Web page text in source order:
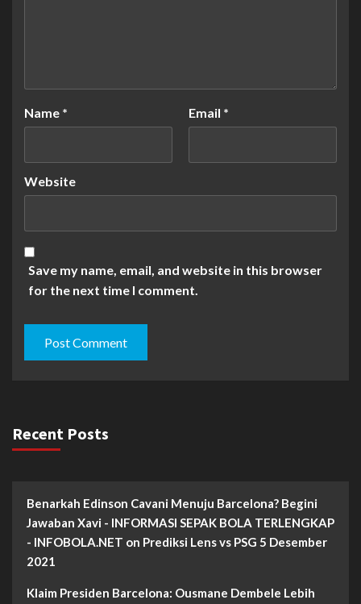
Name * Email *
Website
Save my name, email, and website in this browser
for the next time I comment.
Recent Posts
Benarkah Edinson Cavani Menuju Barcelona? Begini
Jawaban Xavi - INFORMASI SEPAK BOLA TERLENGKAP
- INFOBOLA.NET on Prediksi Lens vs PSG 5 Desember
2021
Klaim Presiden Barcelona: Ousmane Dembele Lebih